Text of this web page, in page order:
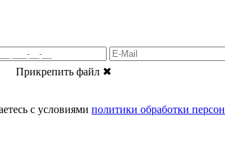
Прикрепить файл ✖
с условиями политики обработки